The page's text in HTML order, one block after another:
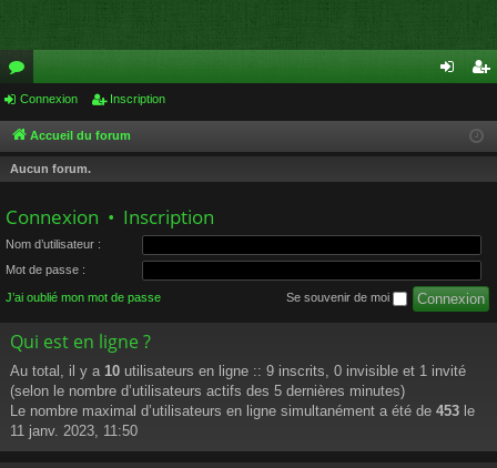
or
u
m
cri
Connexion Inscription
Accueil du forum
Aucun forum.
Connexion • Inscription
Nom d’utilisateur :
Mot de passe :
J’ai oublié mon mot de passe Se souvenir de moi
Qui est en ligne ?
Au total, il y a 10 utilisateurs en ligne :: 9 inscrits, 0 invisible et 1 invité
(selon le nombre d’utilisateurs actifs des 5 dernières minutes)
Le nombre maximal d’utilisateurs en ligne simultanément a été de 453 le
11 janv. 2023, 11:50